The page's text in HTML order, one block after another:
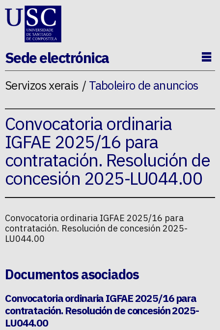
Ir ao contido da p�xina
Sede electrónica
Servizos xerais Taboleiro de anuncios
Convocatoria ordinaria
IGFAE 2025/16 para
contratación. Resolución de
concesión 2025-LU044.00
Convocatoria ordinaria IGFAE 2025/16 para
contratación. Resolución de concesión 2025-
LU044.00
Documentos asociados
Convocatoria ordinaria IGFAE 2025/16 para
contratación. Resolución de concesión 2025-
LU044.00